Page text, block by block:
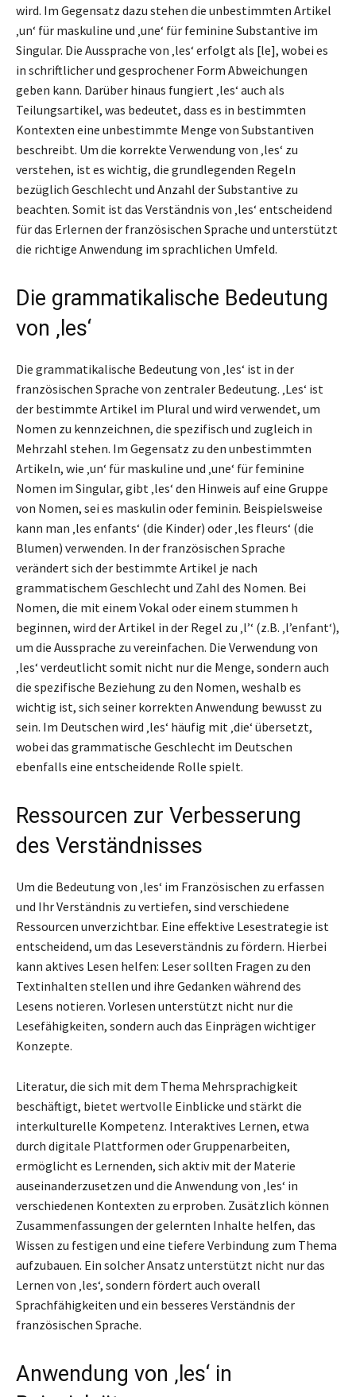
wird. Im Gegensatz dazu stehen die unbestimmten Artikel
‚un‘ für maskuline und ‚une‘ für feminine Substantive im
Singular. Die Aussprache von ‚les‘ erfolgt als [le], wobei es
in schriftlicher und gesprochener Form Abweichungen
geben kann. Darüber hinaus fungiert ‚les‘ auch als
Teilungsartikel, was bedeutet, dass es in bestimmten
Kontexten eine unbestimmte Menge von Substantiven
beschreibt. Um die korrekte Verwendung von ‚les‘ zu
verstehen, ist es wichtig, die grundlegenden Regeln
bezüglich Geschlecht und Anzahl der Substantive zu
beachten. Somit ist das Verständnis von ‚les‘ entscheidend
für das Erlernen der französischen Sprache und unterstützt
die richtige Anwendung im sprachlichen Umfeld.
Die grammatikalische Bedeutung
von ‚les‘
Die grammatikalische Bedeutung von ‚les‘ ist in der
französischen Sprache von zentraler Bedeutung. ‚Les‘ ist
der bestimmte Artikel im Plural und wird verwendet, um
Nomen zu kennzeichnen, die spezifisch und zugleich in
Mehrzahl stehen. Im Gegensatz zu den unbestimmten
Artikeln, wie ‚un‘ für maskuline und ‚une‘ für feminine
Nomen im Singular, gibt ‚les‘ den Hinweis auf eine Gruppe
von Nomen, sei es maskulin oder feminin. Beispielsweise
kann man ‚les enfants‘ (die Kinder) oder ‚les fleurs‘ (die
Blumen) verwenden. In der französischen Sprache
verändert sich der bestimmte Artikel je nach
grammatischem Geschlecht und Zahl des Nomen. Bei
Nomen, die mit einem Vokal oder einem stummen h
beginnen, wird der Artikel in der Regel zu ‚l’‘ (z.B. ‚l’enfant‘),
um die Aussprache zu vereinfachen. Die Verwendung von
‚les‘ verdeutlicht somit nicht nur die Menge, sondern auch
die spezifische Beziehung zu den Nomen, weshalb es
wichtig ist, sich seiner korrekten Anwendung bewusst zu
sein. Im Deutschen wird ‚les‘ häufig mit ‚die‘ übersetzt,
wobei das grammatische Geschlecht im Deutschen
ebenfalls eine entscheidende Rolle spielt.
Ressourcen zur Verbesserung
des Verständnisses
Um die Bedeutung von ‚les‘ im Französischen zu erfassen
und Ihr Verständnis zu vertiefen, sind verschiedene
Ressourcen unverzichtbar. Eine effektive Lesestrategie ist
entscheidend, um das Leseverständnis zu fördern. Hierbei
kann aktives Lesen helfen: Leser sollten Fragen zu den
Textinhalten stellen und ihre Gedanken während des
Lesens notieren. Vorlesen unterstützt nicht nur die
Lesefähigkeiten, sondern auch das Einprägen wichtiger
Konzepte.
Literatur, die sich mit dem Thema Mehrsprachigkeit
beschäftigt, bietet wertvolle Einblicke und stärkt die
interkulturelle Kompetenz. Interaktives Lernen, etwa
durch digitale Plattformen oder Gruppenarbeiten,
ermöglicht es Lernenden, sich aktiv mit der Materie
auseinanderzusetzen und die Anwendung von ‚les‘ in
verschiedenen Kontexten zu erproben. Zusätzlich können
Zusammenfassungen der gelernten Inhalte helfen, das
Wissen zu festigen und eine tiefere Verbindung zum Thema
aufzubauen. Ein solcher Ansatz unterstützt nicht nur das
Lernen von ‚les‘, sondern fördert auch overall
Sprachfähigkeiten und ein besseres Verständnis der
französischen Sprache.
Anwendung von ‚les‘ in